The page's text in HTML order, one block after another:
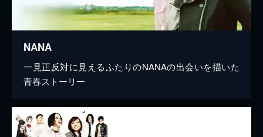
NANA
一見正反対に見えるふたりのNANAの出会いを描いた
青春ストーリー